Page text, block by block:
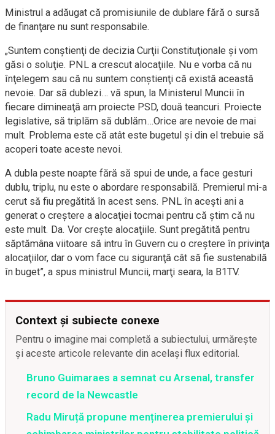
Ministrul a adăugat că promisiunile de dublare fără o sursă
de finanţare nu sunt responsabile.
„Suntem conştienţi de decizia Curţii Constituţionale şi vom
găsi o soluţie. PNL a crescut alocaţiile. Nu e vorba că nu
înţelegem sau că nu suntem conştienţi că există această
nevoie. Dar să dublezi… vă spun, la Ministerul Muncii în
fiecare dimineaţă am proiecte PSD, două teancuri. Proiecte
legislative, să triplăm să dublăm…Orice are nevoie de mai
mult. Problema este că atât este bugetul şi din el trebuie să
acoperi toate aceste nevoi.
A dubla peste noapte fără să spui de unde, a face gesturi
dublu, triplu, nu este o abordare responsabilă. Premierul mi-a
cerut să fiu pregătită în acest sens. PNL în aceşti ani a
generat o creştere a alocaţiei tocmai pentru că ştim că nu
este mult. Da. Vor creşte alocaţiile. Sunt pregătită pentru
săptămâna viitoare să intru în Guvern cu o creştere în privinţa
alocaţiilor, dar o vom face cu siguranţă cât să fie sustenabilă
în buget”, a spus ministrul Muncii, marţi seara, la B1TV.
Context și subiecte conexe
Pentru o imagine mai completă a subiectului, urmărește
și aceste articole relevante din același flux editorial.
Bruno Guimaraes a semnat cu Arsenal, transfer
record de la Newcastle
Radu Miruță propune menținerea premierului și